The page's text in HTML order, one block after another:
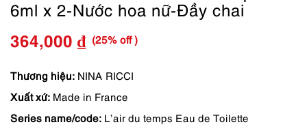
6ml x 2-Nước hoa nữ-Đầy chai
Giá
gốc
là:
485,000 ₫.
364,000 ₫
Giá
hiện
tại
là:
(25% off )
Thương hiệu: NINA RICCI
Xuất xứ: Made in France
Series name/code: L’air du temps Eau de Toilette